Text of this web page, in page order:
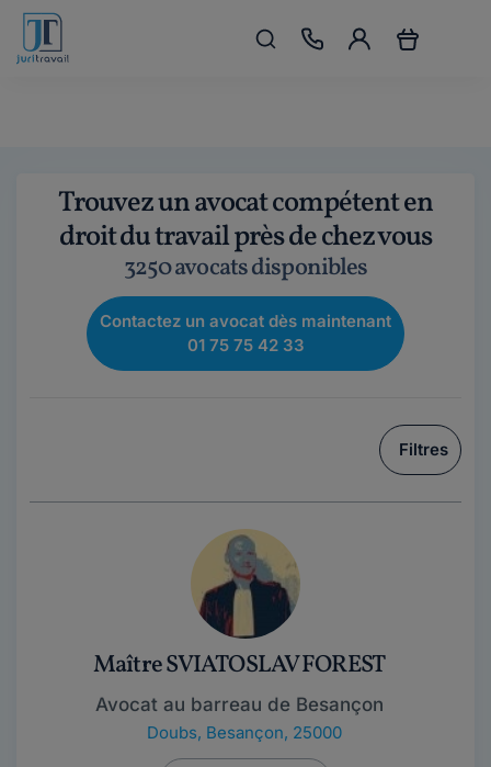
Trouvez un avocat compétent en
droit du travail près de chez vous
3250 avocats disponibles
Contactez un avocat dès maintenant
01 75 75 42 33
Filtres
Maître SVIATOSLAV FOREST
Avocat au barreau de Besançon
Doubs, Besançon, 25000